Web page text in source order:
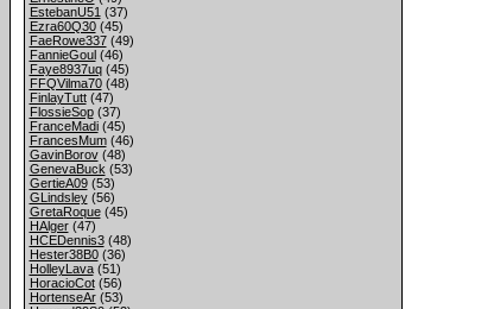
EstebanU51 (37)
Ezra60Q30(45)
FaeRowe337(49)
FannieGoul(46)
Faye8937uq(45)
FFQVilma70(48)
FinlayTutt(47)
FlossieSop(37)
FranceMadi(45)
FrancesMum(46)
GavinBorov(48)
GenevaBuck (53)
GertieA09(53)
GLindsley(56)
GretaRoque(45)
HAlger(47)
HCEDennis3(48)
Hester38B0(36)
HolleyLava(51)
HoracioCot(56)
HortenseAr(53)